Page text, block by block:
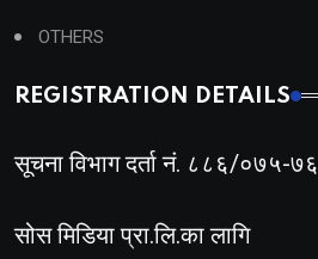
OTHERS
REGISTRATION DETAILS
सूचना विभाग दर्ता नं. ८८६/०७५-७६
सोस मिडिया प्रा.लि.का लागि